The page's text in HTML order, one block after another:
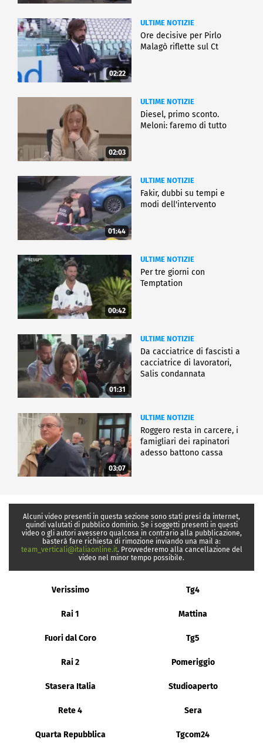
02:22
ULTIME NOTIZIE
Ore decisive per Pirlo
Malagò riflette sul Ct
02:03
ULTIME NOTIZIE
Diesel, primo sconto.
Meloni: faremo di tutto
01:44
ULTIME NOTIZIE
Fakir, dubbi su tempi e
modi dell'intervento
00:42
ULTIME NOTIZIE
Per tre giorni con
Temptation
01:31
ULTIME NOTIZIE
Da cacciatrice di fascisti a
cacciatrice di lavoratori,
Salis condannata
03:07
ULTIME NOTIZIE
Roggero resta in carcere, i
famigliari dei rapinatori
adesso battono cassa
Alcuni video presenti in questa sezione sono stati presi da internet,
quindi valutati di pubblico dominio. Se i soggetti presenti in questi
video o gli autori avessero qualcosa in contrario alla pubblicazione,
basterà fare richiesta di rimozione inviando una mail a:
team_verticali@italiaonline.it. Provvederemo alla cancellazione del
video nel minor tempo possibile.
Verissimo Tg4
Rai 1 Mattina
Fuori dal Coro Tg5
Rai 2 Pomeriggio
Stasera Italia Studioaperto
Rete 4 Sera
Quarta Repubblica Tgcom24